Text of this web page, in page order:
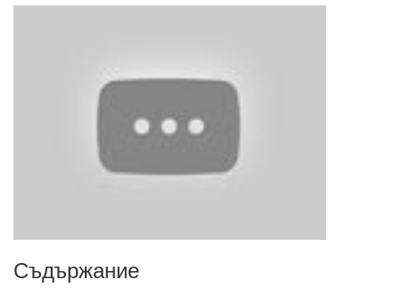
Съдържание